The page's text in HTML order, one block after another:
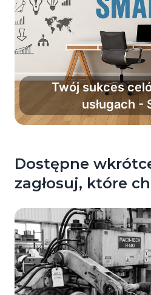
Twój sukces
usługach -
Zwiększ
Dostępne
zagłosuj, które